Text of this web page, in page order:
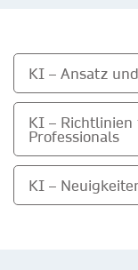
KI – Ansatz
KI – Richtlinien
Professionals
KI –